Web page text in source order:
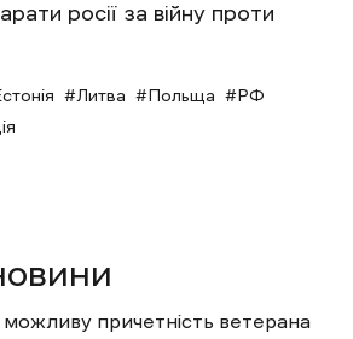
росії за війну проти
Литва Польща
РФ
причетність ветерана